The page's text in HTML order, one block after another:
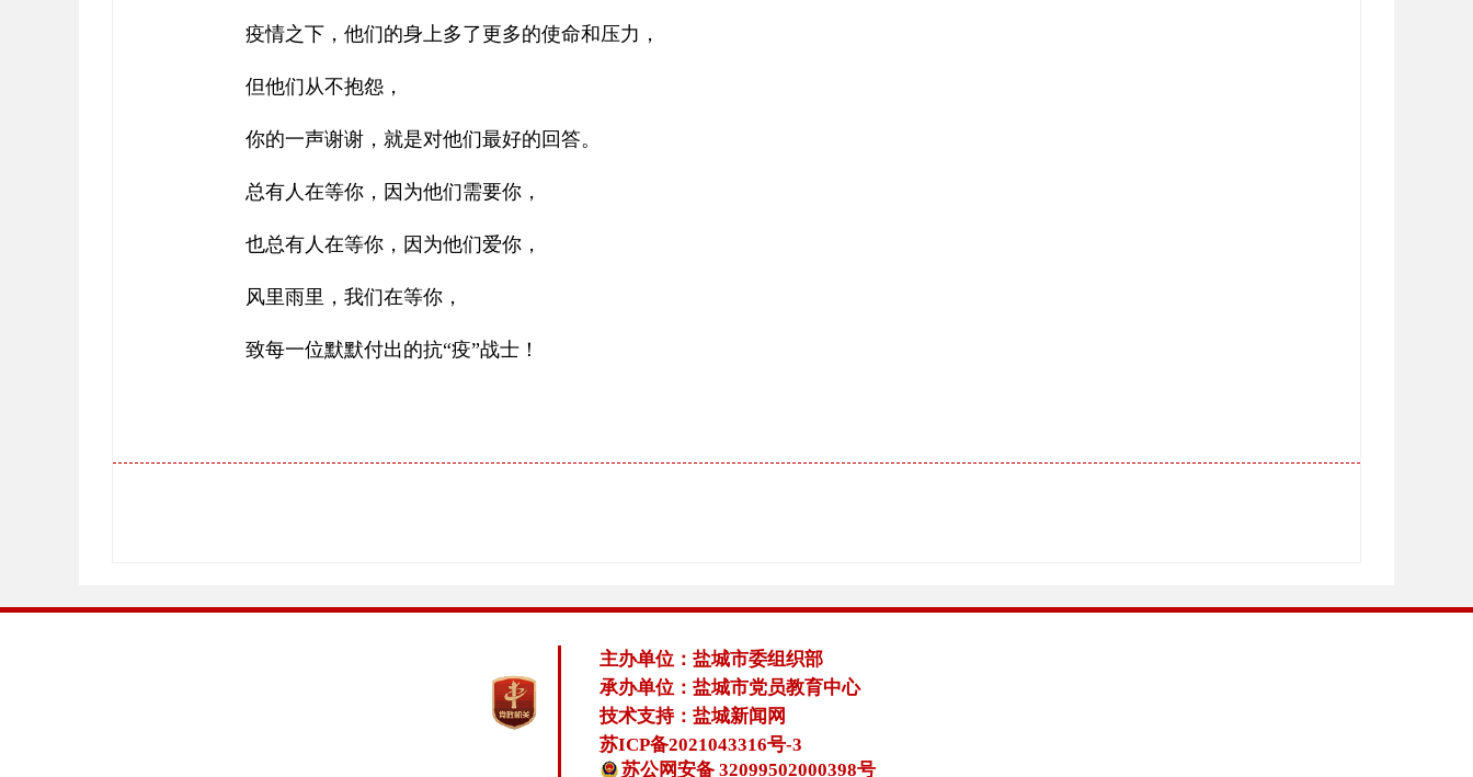
疫情之下，他们的身上多了更多的使命和压力，
但他们从不抱怨，
你的一声谢谢，就是对他们最好的回答。
总有人在等你，因为他们需要你，
也总有人在等你，因为他们爱你，
风里雨里，我们在等你，
致每一位默默付出的抗“疫”战士！
主办单位：盐城市委组织部
承办单位：盐城市党员教育中心
技术支持：盐城新闻网
苏ICP备2021043316号-3
苏公网安备 32099502000398号